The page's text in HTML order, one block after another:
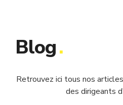
Blog.
Retrouvez ici tous nos
des dirigeants